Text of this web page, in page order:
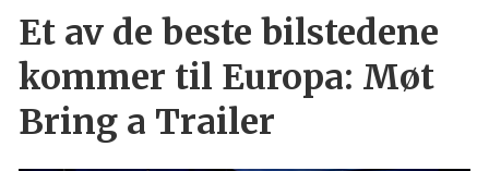
Et av de beste bilstedene
kommer til Europa: Møt
Bring a Trailer